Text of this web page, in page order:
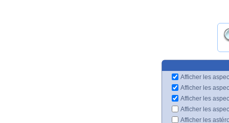
Afficher les
Afficher les
Afficher les
Afficher les
Afficher les